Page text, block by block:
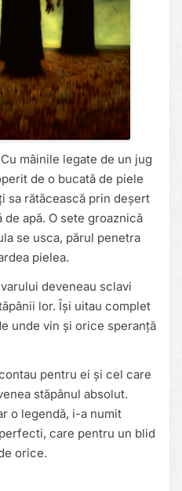
mâinile legate de un jug
de o bucată de piele
sa rătăcească prin deșert
apă. O sete groaznică
se usca, părul penetra
pielea.
deveneau sclavi
lor. Își uitau complet
unde vin și orice speranță
pentru ei și cel care
stăpânul absolut.
o legendă, i-a numit
care pentru un blid
orice.